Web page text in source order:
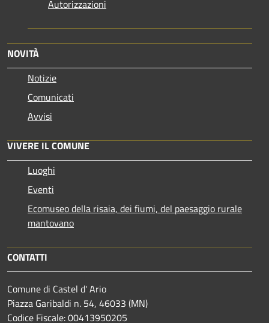
Autorizzazioni
NOVITÀ
Notizie
Comunicati
Avvisi
VIVERE IL COMUNE
Luoghi
Eventi
Ecomuseo della risaia, dei fiumi, del paesaggio rurale
mantovano
CONTATTI
Comune di Castel d' Ario
Piazza Garibaldi n. 54, 46033 (MN)
Codice Fiscale: 00413950205